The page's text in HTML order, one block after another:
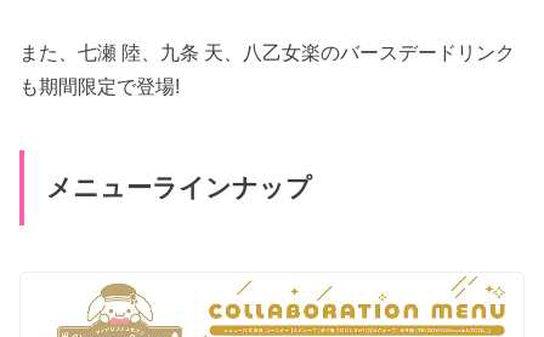
また、七瀬 陸、九条 天、八乙女楽のバースデードリンク
も期間限定で登場!
メニューラインナップ